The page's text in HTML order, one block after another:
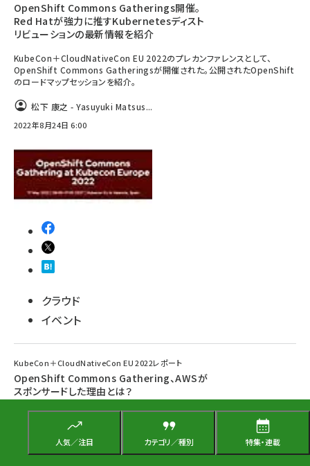
人気／注目 カテゴリ／種別 特集・連載
OpenShift Commons Gatherings開催。
Red Hatが強力に推すKubernetesディスト
リビューションの最新情報を紹介
KubeCon＋CloudNativeCon EU 2022のプレカンファレンスとして、
OpenShift Commons Gatheringsが開催された。公開されたOpenShift
のロードマップセッションを紹介。
松下 康之 - Yasuyuki Matsus...
2022年8月24日 6:00
クラウド
イベント
KubeCon＋CloudNativeCon EU 2022レポート
OpenShift Commons Gathering、AWSが
スポンサードした理由とは？
KubeCon＋CloudNativeCon EU前日開催のOpenShift Commons
GatheringsからAWSとMicrosoftのセッションを紹介。
松下 康之 - Yasuyuki Matsus...